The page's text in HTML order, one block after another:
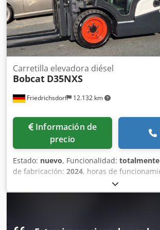
traseros: 80 - 100% Voltaje de la batería:
150 Ah Tipo de batería: iones de litio Año
la batería: 2025 Chjdpfxjwi Acgo Ailoa
80 - 100% Carrera inicial, carrera libre
certificado CE, Batería de iones de litio
mantenimiento.
Friedrichsdorf 12.132 km
Carretilla elevadora diésel
Bobcat D35NXS
Información de
precio
Estado: nuevo, Funcionalidad:
de fabricación: 2024, horas de
3.500 kg, altura de
mm, ascensor libre:1.400 mm, tipo de
, altura de
, anchura
portahorquillas: